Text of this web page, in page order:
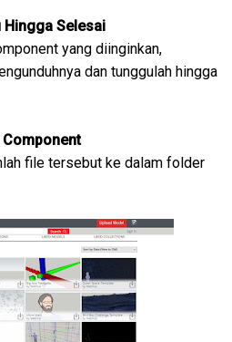
Hingga Selesai
yang diinginkan,
dan tunggulah hingga
Component
file tersebut ke dalam folder